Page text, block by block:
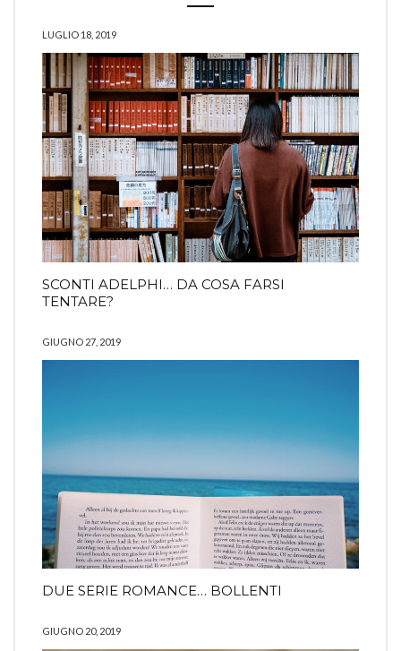
LUGLIO 18, 2019
SCONTI ADELPHI… DA COSA FARSI
TENTARE?
GIUGNO 27, 2019
DUE SERIE ROMANCE… BOLLENTI
GIUGNO 20, 2019